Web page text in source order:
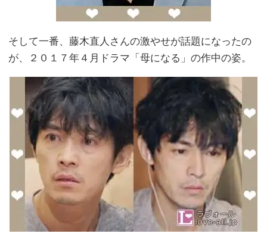
そして一番、藤木直人さんの激やせが話題になったの
が、２０１７年４月ドラマ「母になる」の作中の姿。